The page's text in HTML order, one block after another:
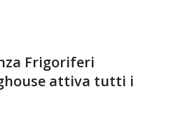
Frigoriferi
attiva tutti i